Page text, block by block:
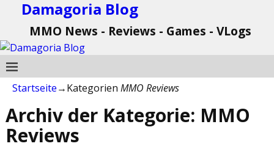
Damagoria Blog
MMO News - Reviews - Games - VLogs
Startseite→Kategorien MMO Reviews
Archiv der Kategorie: MMO
Reviews